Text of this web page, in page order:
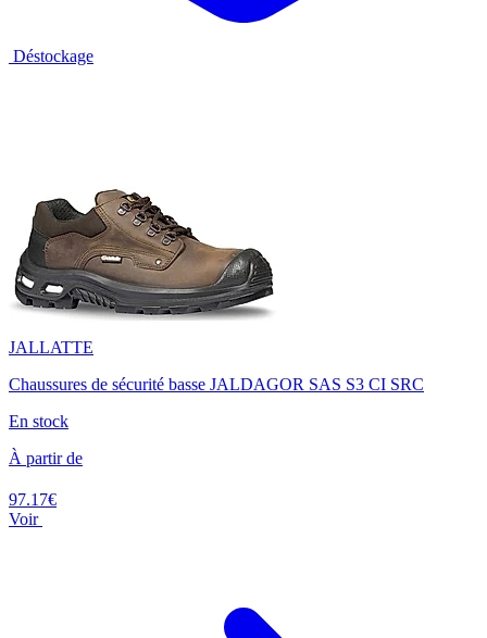
Déstockage
JALLATTE
Chaussures de sécurité basse JALDAGOR SAS S3 CI SRC
En stock
À partir de
97.17€
Voir